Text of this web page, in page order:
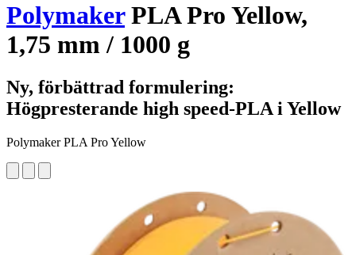
PolymakerPLA Pro Yellow,
1,75 mm / 1000 g
Ny, förbättrad formulering:
Högpresterande high speed-PLA i Yellow
Polymaker PLA Pro Yellow